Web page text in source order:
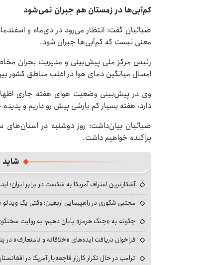
کم‌آبی‌ها در زمستان هم جبران نمی‌شود
ضیائیان گفت: انتظار می‌رود در دی‌ماه و
معنی نیست که کم‌آبی‌ها جبران شود.
رئیس مرکز ملی پیش‌بینی و مدیریت بحران
امسال میانگین دمای هوا در اغلب مناطق کشور
وی در پیش‌بینی وضعیت هوای هفته جاری
دارد، هفته بسیار کم بارشی پیش رو داریم و
ضیائیان بیان‌داشت: روز دوشنبه در
پراکنده خواهیم داشت.
شاید
آشکارترین اعتراف آمریکا به شکست در برابر ایران؛
مجتبی شکوری در راهپیمایی اربعین؛ وقتی یک
چگونه به «جنگ هرمز» پایان دهیم؛ به روایت
فراخوان دریافت ایده‌های «خلاقانه و نامتعارف» در
ترامپ در حال تکرار کارزار فاجعه‌بار آمریکا در